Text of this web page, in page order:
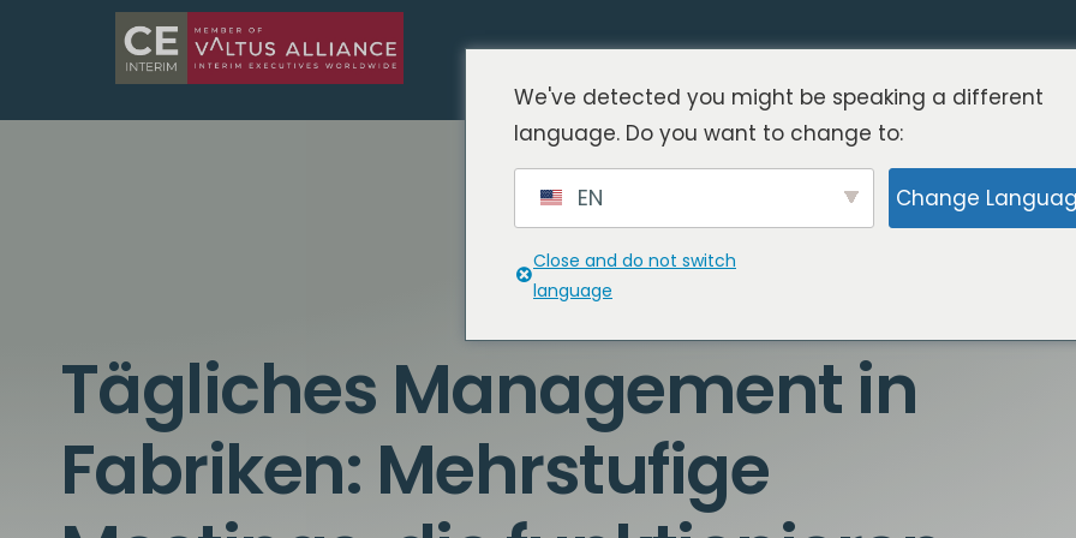
Tägliches Management in
Fabriken: Mehrstufige
We've detected you might be speaking a different
language. Do you want to change to:
EN Change
Close and do not switch
language